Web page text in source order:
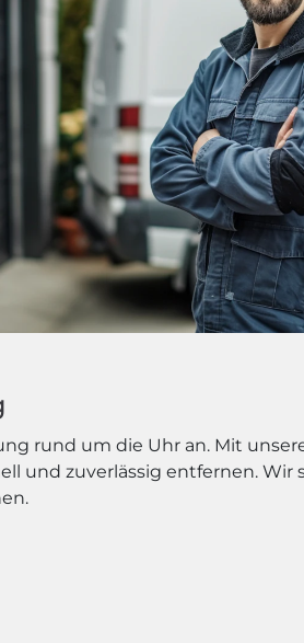
rund um die Uhr an. Mit
und zuverlässig entfernen. Wir